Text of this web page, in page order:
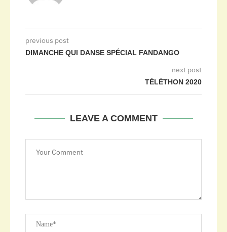
previous post
DIMANCHE QUI DANSE SPÉCIAL FANDANGO
next post
TÉLÉTHON 2020
LEAVE A COMMENT